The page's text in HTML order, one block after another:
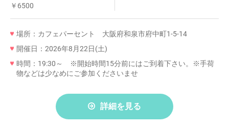
￥6500
場所：カフェパーセント 大阪府和泉市府中町1-5-14
開催日：2026年8月22日(土)
時間：19:30～ ※開始時間15分前にはご到着下さい。※手荷
物などは少なめにご参加くださいませ
詳細を見る